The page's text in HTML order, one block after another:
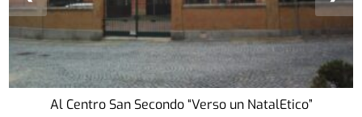
Al Centro San Secondo “Verso un NatalEtico”